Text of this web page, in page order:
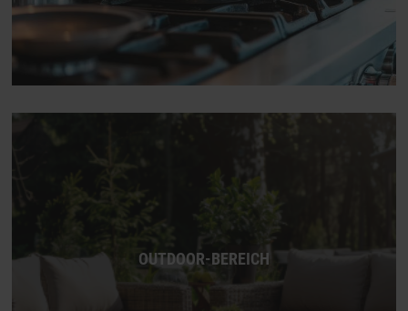
OUTDOOR-BEREICH